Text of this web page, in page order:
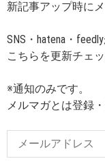
新記事アップ時に
SNS・hatena・
こちらを更新チェ
※通知のみです。
メルマガとは登録
ー